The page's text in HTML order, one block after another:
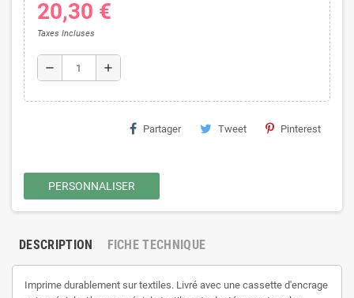
20,30 €
Taxes Incluses
remove add
Partager Tweet Pinterest
PERSONNALISER
DESCRIPTION FICHE TECHNIQUE
Imprime durablement sur textiles. Livré avec une cassette d'encrage